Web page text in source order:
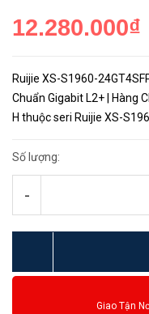
12.280.000₫
Ruijie XS-S1960-
Chuẩn Gigabit L2+ | Hàng
H thuộc seri Ruijie XS-
Số lượng:
-
Giao Tận